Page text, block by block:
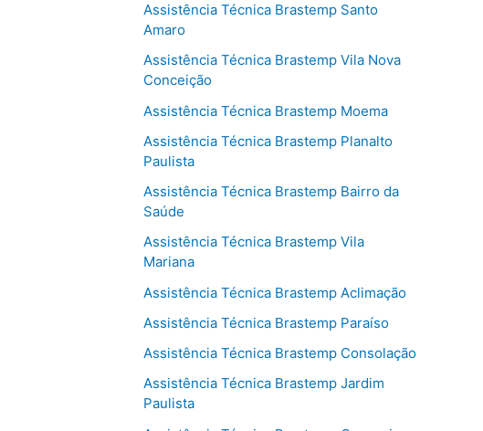
Assistência Técnica Brastemp Santo
Amaro
Assistência Técnica Brastemp Vila Nova
Conceição
Assistência Técnica Brastemp Moema
Assistência Técnica Brastemp Planalto
Paulista
Assistência Técnica Brastemp Bairro da
Saúde
Assistência Técnica Brastemp Vila
Mariana
Assistência Técnica Brastemp Aclimação
Assistência Técnica Brastemp Paraíso
Assistência Técnica Brastemp Consolação
Assistência Técnica Brastemp Jardim
Paulista